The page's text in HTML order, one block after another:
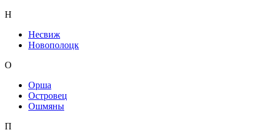
Н
Несвиж
Новополоцк
О
Орша
Островец
Ошмяны
П